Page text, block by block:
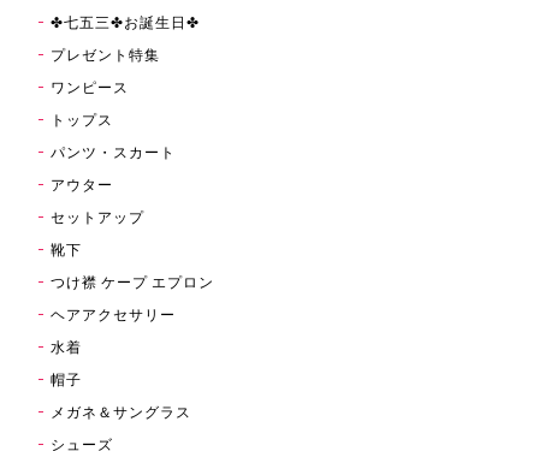
✤七五三✤お誕生日✤
プレゼント特集
ワンピース
トップス
パンツ・スカート
アウター
セットアップ
靴下
つけ襟 ケープ エプロン
ヘアアクセサリー
水着
帽子
メガネ＆サングラス
シューズ